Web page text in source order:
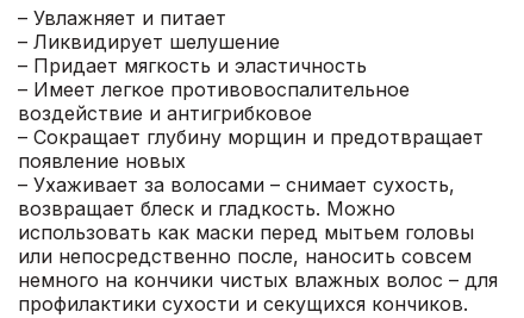
– Увлажняет и питает
– Ликвидирует шелушение
– Придает мягкость и эластичность
– Имеет легкое противовоспалительное
воздействие и антигрибковое
– Сокращает глубину морщин и предотвращает
появление новых
– Ухаживает за волосами – снимает сухость,
возвращает блеск и гладкость. Можно
использовать как маски перед мытьем головы
или непосредственно после, наносить совсем
немного на кончики чистых влажных волос – для
профилактики сухости и секущихся кончиков.